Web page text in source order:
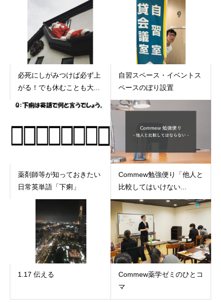
必死にしがみつけば必ず上
がる！でも休むことも大...
自習スペース・イベントス
ペースのぼり設置
薬剤師等が知っておきたい
日常英単語「下痢」
Commew勉強便り「他人と
比較してはいけない...
1.17 伝える
Commew薬学ゼミのひとコ
マ